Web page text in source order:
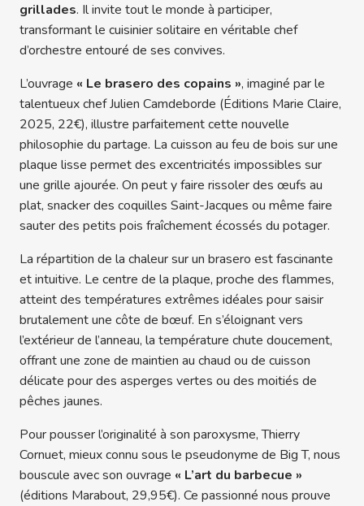
grillades. Il invite tout le monde à participer,
transformant le cuisinier solitaire en véritable chef
d’orchestre entouré de ses convives.
L’ouvrage « Le brasero des copains », imaginé par le
talentueux chef Julien Camdeborde (Éditions Marie Claire,
2025, 22€), illustre parfaitement cette nouvelle
philosophie du partage. La cuisson au feu de bois sur une
plaque lisse permet des excentricités impossibles sur
une grille ajourée. On peut y faire rissoler des œufs au
plat, snacker des coquilles Saint-Jacques ou même faire
sauter des petits pois fraîchement écossés du potager.
La répartition de la chaleur sur un brasero est fascinante
et intuitive. Le centre de la plaque, proche des flammes,
atteint des températures extrêmes idéales pour saisir
brutalement une côte de bœuf. En s’éloignant vers
l’extérieur de l’anneau, la température chute doucement,
offrant une zone de maintien au chaud ou de cuisson
délicate pour des asperges vertes ou des moitiés de
pêches jaunes.
Pour pousser l’originalité à son paroxysme, Thierry
Cornuet, mieux connu sous le pseudonyme de Big T, nous
bouscule avec son ouvrage « L’art du barbecue »
(éditions Marabout, 29,95€). Ce passionné nous prouve